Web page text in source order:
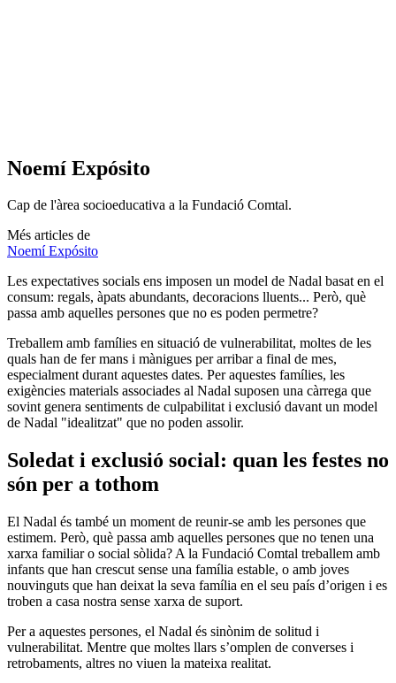
Noemí Expósito
Cap de l'àrea socioeducativa a la Fundació Comtal.
Més articles de
Noemí Expósito
Les expectatives socials ens imposen un model de Nadal basat en el
consum: regals, àpats abundants, decoracions lluents... Però, què
passa amb aquelles persones que no es poden permetre?
Treballem amb famílies en situació de vulnerabilitat, moltes de les
quals han de fer mans i mànigues per arribar a final de mes,
especialment durant aquestes dates. Per aquestes famílies, les
exigències materials associades al Nadal suposen una càrrega que
sovint genera sentiments de culpabilitat i exclusió davant un model
de Nadal "idealitzat" que no poden assolir.
Soledat i exclusió social: quan les festes no
són per a tothom
El Nadal és també un moment de reunir-se amb les persones que
estimem. Però, què passa amb aquelles persones que no tenen una
xarxa familiar o social sòlida? A la Fundació Comtal treballem amb
infants que han crescut sense una família estable, o amb joves
nouvinguts que han deixat la seva família en el seu país d’origen i es
troben a casa nostra sense xarxa de suport.
Per a aquestes persones, el Nadal és sinònim de solitud i
vulnerabilitat. Mentre que moltes llars s’omplen de converses i
retrobaments, altres no viuen la mateixa realitat.